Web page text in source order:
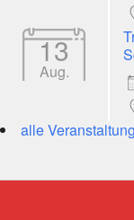
13
Aug.
alle